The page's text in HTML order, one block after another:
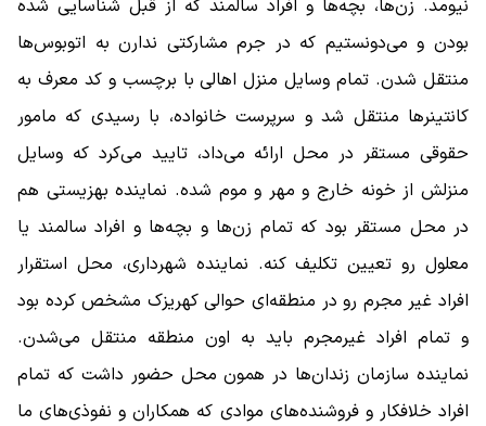
نیومد. زن‌ها، بچه‌ها و افراد سالمند که از قبل شناسایی شده
بودن و می‌دونستیم که در جرم مشارکتی ندارن به اتوبوس‌ها
منتقل شدن. تمام وسایل منزل اهالی با برچسب و کد معرف به
کانتینرها منتقل شد و سرپرست خانواده، با رسیدی که مامور
حقوقی مستقر در محل ارائه می‌داد، تایید می‌کرد که وسایل
منزلش از خونه خارج و مهر و موم شده. نماینده بهزیستی هم
در محل مستقر بود که تمام زن‌ها و بچه‌ها و افراد سالمند یا
معلول رو تعیین تکلیف کنه. نماینده شهرداری، محل استقرار
افراد غیر مجرم رو در منطقه‌ای حوالی کهریزک مشخص کرده بود
و تمام افراد غیرمجرم باید به اون منطقه منتقل می‌شدن.
نماینده سازمان زندان‌ها در همون محل حضور داشت که تمام
افراد خلافکار و فروشنده‌های موادی که همکاران و نفوذی‌های ما